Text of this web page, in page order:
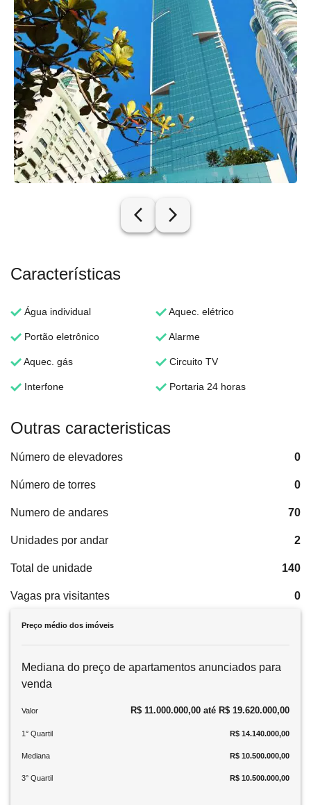
arrow_back_ios_new arrow_forward_ios
Características
Água individual Aquec. elétrico
Portão eletrônico Alarme
Aquec. gás Circuito TV
Interfone Portaria 24 horas
Outras caracteristicas
Número de elevadores 0
Número de torres 0
Numero de andares 70
Unidades por andar 2
Total de unidade 140
Vagas pra visitantes 0
Preço médio dos imóveis
Mediana do preço de apartamentos anunciados para
venda
Valor R$ 11.000.000,00 até R$ 19.620.000,00
1° Quartil R$ 14.140.000,00
Mediana R$ 10.500.000,00
3° Quartil R$ 10.500.000,00